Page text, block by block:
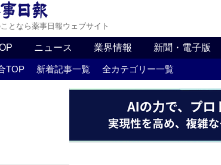
となら薬事日報ウェブサイト
ニュース 業界情報 新聞・電子版
TOP 新着記事一覧 全カテゴリー一覧